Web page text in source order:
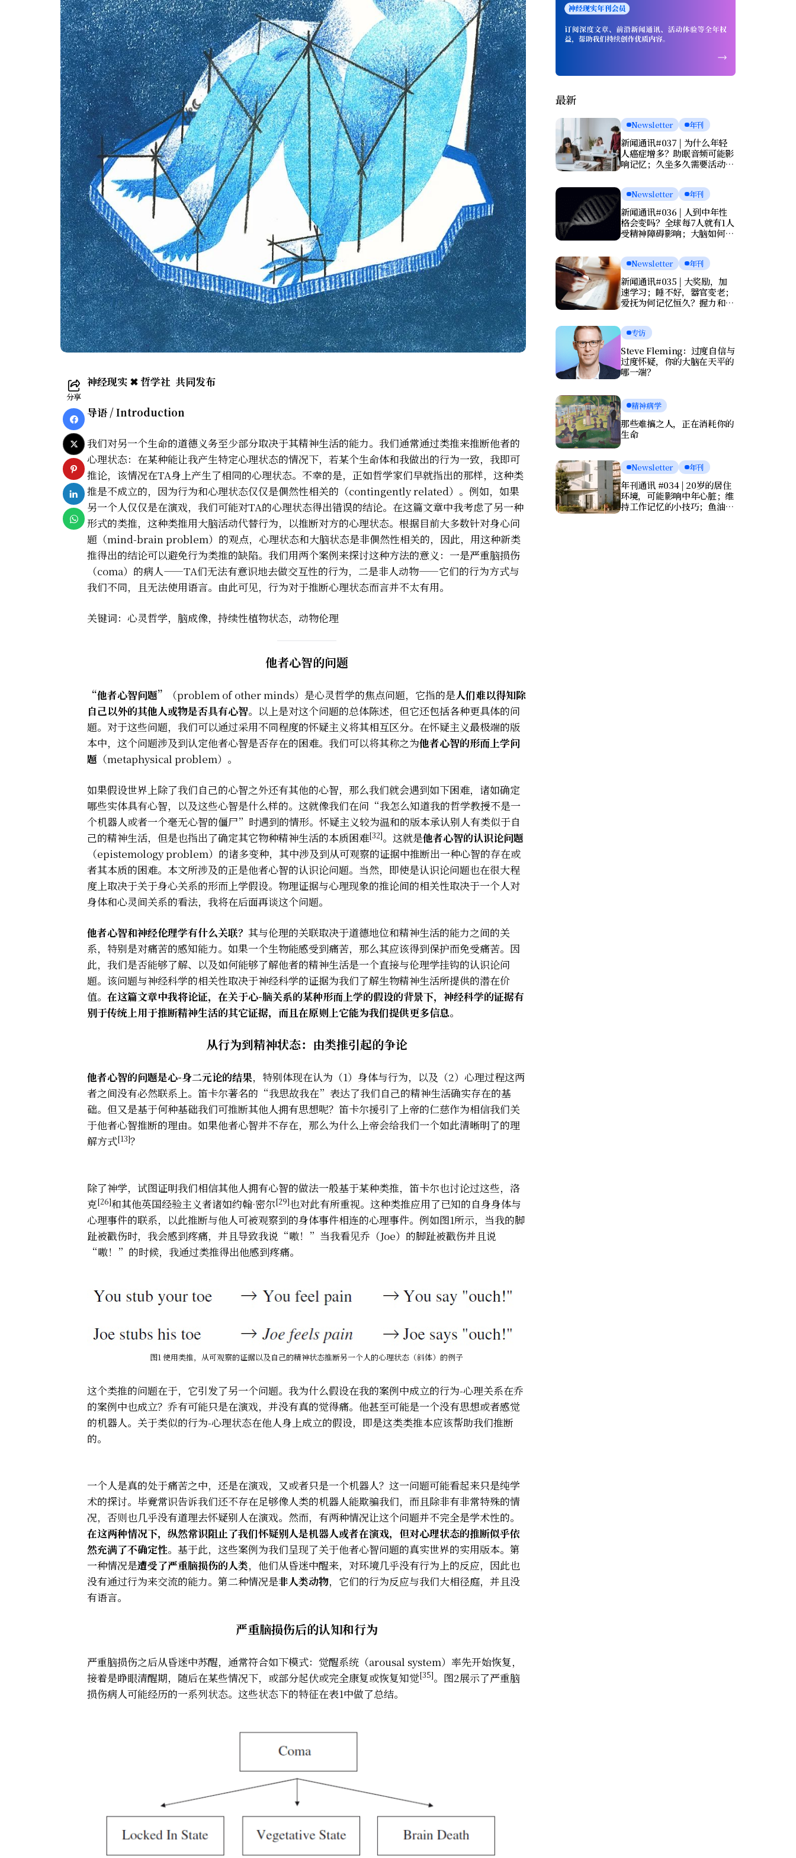
分享
神经现实 ✖ 哲学社 共同发布
导语 / Introduction
我们对另一个生命的道德义务至少部分取决于其精神生活的能力。我们通常通过类推来推断他者的
心理状态：在某种能让我产生特定心理状态的情况下，若某个生命体和我做出的行为一致，我即可
推论，该情况在TA身上产生了相同的心理状态。不幸的是，正如哲学家们早就指出的那样，这种类
推是不成立的，因为行为和心理状态仅仅是偶然性相关的（contingently related）。例如，如果
另一个人仅仅是在演戏，我们可能对TA的心理状态得出错误的结论。在这篇文章中我考虑了另一种
形式的类推，这种类推用大脑活动代替行为，以推断对方的心理状态。根据目前大多数针对身心问
题（mind-brain problem）的观点，心理状态和大脑状态是非偶然性相关的，因此，用这种新类
推得出的结论可以避免行为类推的缺陷。我们用两个案例来探讨这种方法的意义：一是严重脑损伤
（coma）的病人——TA们无法有意识地去做交互性的行为，二是非人动物——它们的行为方式与
我们不同，且无法使用语言。由此可见，行为对于推断心理状态而言并不太有用。
关键词：心灵哲学，脑成像，持续性植物状态，动物伦理
他者心智的问题
“他者心智问题” （problem of other minds）是心灵哲学的焦点问题，它指的是人们难以得知除
自己以外的其他人或物是否具有心智。以上是对这个问题的总体陈述，但它还包括各种更具体的问
题。对于这些问题，我们可以通过采用不同程度的怀疑主义将其相互区分。在怀疑主义最极端的版
本中，这个问题涉及到认定他者心智是否存在的困难。我们可以将其称之为他者心智的形而上学问
题 （metaphysical problem）。
如果假设世界上除了我们自己的心智之外还有其他的心智，那么我们就会遇到如下困难，诸如确定
哪些实体具有心智，以及这些心智是什么样的。这就像我们在问“我怎么知道我的哲学教授不是一
个机器人或者一个毫无心智的僵尸”时遇到的情形。怀疑主义较为温和的版本承认别人有类似于自
己的精神生活，但是也指出了确定其它物种精神生活的本质困难[32]。这就是他者心智的认识论问题
（epistemology problem）的诸多变种，其中涉及到从可观察的证据中推断出一种心智的存在或
者其本质的困难。本文所涉及的正是他者心智的认识论问题。当然，即使是认识论问题也在很大程
度上取决于关于身心关系的形而上学假设。物理证据与心理现象的推论间的相关性取决于一个人对
身体和心灵间关系的看法，我将在后面再谈这个问题。
他者心智和神经伦理学有什么关联？ 其与伦理的关联取决于道德地位和精神生活的能力之间的关
系，特别是对痛苦的感知能力。如果一个生物能感受到痛苦，那么其应该得到保护而免受痛苦。因
此，我们是否能够了解、以及如何能够了解他者的精神生活是一个直接与伦理学挂钩的认识论问
题。该问题与神经科学的相关性取决于神经科学的证据为我们了解生物精神生活所提供的潜在价
值。 在这篇文章中我将论证，在关于心-脑关系的某种形而上学的假设的背景下，神经科学的证据有
别于传统上用于推断精神生活的其它证据，而且在原则上它能为我们提供更多信息。
从行为到精神状态：由类推引起的争论
他者心智的问题是心-身二元论的结果，特别体现在认为（1）身体与行为，以及（2）心理过程这两
者之间没有必然联系上。笛卡尔著名的“我思故我在”表达了我们自己的精神生活确实存在的基
础。但又是基于何种基础我们可推断其他人拥有思想呢？笛卡尔援引了上帝的仁慈作为相信我们关
于他者心智推断的理由。如果他者心智并不存在，那么为什么上帝会给我们一个如此清晰明了的理
解方式[13]？
除了神学，试图证明我们相信其他人拥有心智的做法一般基于某种类推，笛卡尔也讨论过这些，洛
克[26]和其他英国经验主义者诸如约翰·密尔[29]也对此有所重视。这种类推应用了已知的自身身体与
心理事件的联系，以此推断与他人可被观察到的身体事件相连的心理事件。例如图1所示，当我的脚
趾被戳伤时，我会感到疼痛，并且导致我说“嗷！”当我看见乔（Joe）的脚趾被戳伤并且说
“嗷！”的时候，我通过类推得出他感到疼痛。
图1 使用类推，从可观察的证据以及自己的精神状态推断另一个人的心理状态（斜体）的例子
这个类推的问题在于，它引发了另一个问题。我为什么假设在我的案例中成立的行为-心理关系在乔
的案例中也成立？乔有可能只是在演戏，并没有真的觉得痛。他甚至可能是一个没有思想或者感觉
的机器人。关于类似的行为-心理状态在他人身上成立的假设，即是这类类推本应该帮助我们推断
的。
一个人是真的处于痛苦之中，还是在演戏，又或者只是一个机器人？这一问题可能看起来只是纯学
术的探讨。毕竟常识告诉我们还不存在足够像人类的机器人能欺骗我们，而且除非有非常特殊的情
况，否则也几乎没有道理去怀疑别人在演戏。然而，有两种情况让这个问题并不完全是学术性的。
在这两种情况下，纵然常识阻止了我们怀疑别人是机器人或者在演戏，但对心理状态的推断似乎依
然充满了不确定性。基于此，这些案例为我们呈现了关于他者心智问题的真实世界的实用版本。第
一种情况是遭受了严重脑损伤的人类，他们从昏迷中醒来，对环境几乎没有行为上的反应，因此也
没有通过行为来交流的能力。第二种情况是非人类动物，它们的行为反应与我们大相径庭，并且没
有语言。
严重脑损伤后的认知和行为
严重脑损伤之后从昏迷中苏醒，通常符合如下模式：觉醒系统（arousal system）率先开始恢复，
接着是睁眼清醒期，随后在某些情况下，或部分起伏或完全康复或恢复知觉[35]。图2展示了严重脑
损伤病人可能经历的一系列状态。这些状态下的特征在表1中做了总结。
最新
Newsletter 年刊
新闻通讯#037 | 为什么年轻
人癌症增多？助眠音频可能影
响记忆；久坐多久需要活动一
Newsletter 年刊
新闻通讯#036 | 人到中年性
格会变吗？全球每7人就有1人
受精神障碍影响；大脑如何清
亡？
Newsletter 年刊
新闻通讯#035 | 大奖励，加
速学习；睡不好，器官变老；
爱抚为何记忆恒久？握力和写
专访
Steve Fleming：过度自信与
过度怀疑，你的大脑在天平的
哪一端？
精神病学
那些难搞之人，正在消耗你的
生命
Newsletter 年刊
年刊通讯 #034 | 20岁的居住
环境，可能影响中年心脏；维
持工作记忆的小技巧；鱼油竟